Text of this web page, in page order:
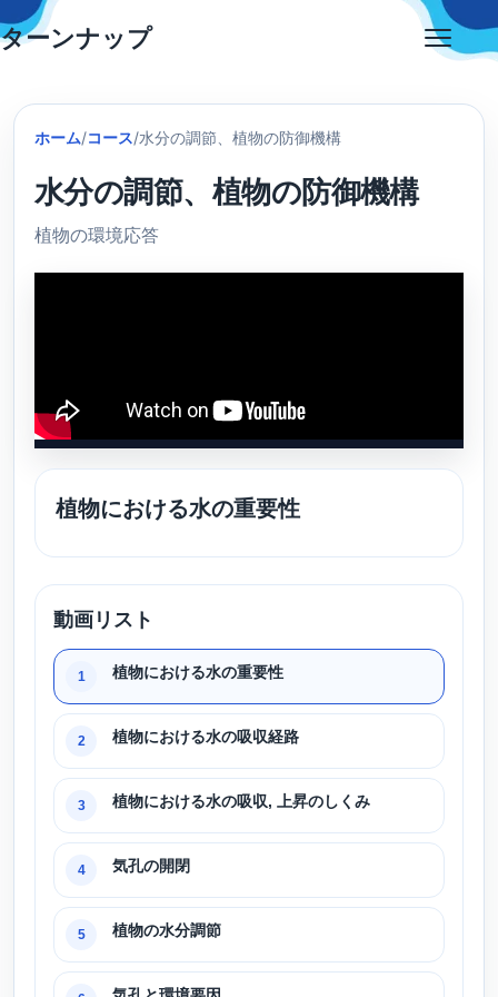
Skip
to
ターンナップ
ホーム/コース/水分の調節、植物の防御機構
水分の調節、植物の防御機構
植物の環境応答
植物における水の重要性
動画リスト
1 植物における水の重要性
2 植物における水の吸収経路
3 植物における水の吸収, 上昇のしくみ
4 気孔の開閉
5 植物の水分調節